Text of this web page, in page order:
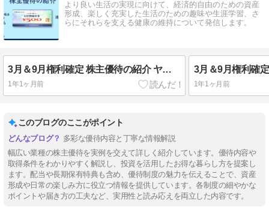
より良い生活の実現に向けて、経済的自由のための資産
形成、楽しく充実した生活のための趣味や生涯学習、さ
らにそれらを支える健康の維持について発信します。
3月＆9月権利確定 株主優待の紹介 ヤマダホールディングス 2025年6月到着
1年1ヶ月前 1年1ヶ月前
このブログのここがポイント
多彩な優待内容と丁寧な情報解説
幅広い業種の株主優待を実例を交えて詳しく紹介しています。優待内容や
取得条件をわかりやすく解説し、投資を活用したお得な暮らし方を提案し
ます。配当や長期保有特典も含め、優待制度の魅力を伝えることで、資産
形成や日常の楽しみ方に役立つ情報を提供しています。各制度の細やかな
ポイントや届き方の工夫など、実用性と読み応えを両立した内容です。